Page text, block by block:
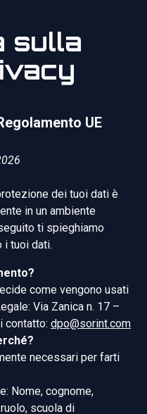
sulla
UE
dei tuoi dati è
in un ambiente
ti spieghiamo
i tuoi dati.
come vengono usati
Via Zanica n. 17 –
contatto: dpo@sorint.com
necessari per farti
Nome, cognome,
scuola di